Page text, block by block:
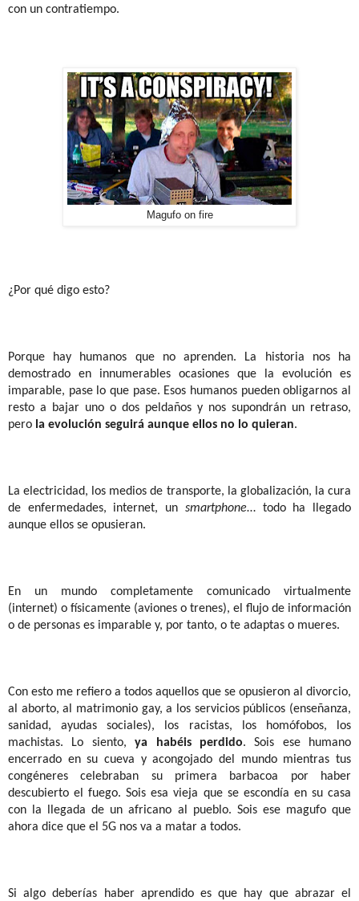
con un contratiempo.
Magufo on fire
¿Por qué digo esto?
Porque hay humanos que no aprenden. La historia nos ha
demostrado en innumerables ocasiones que la evolución es
imparable, pase lo que pase. Esos humanos pueden obligarnos al
resto a bajar uno o dos peldaños y nos supondrán un retraso,
pero la evolución seguirá aunque ellos no lo quieran.
La electricidad, los medios de transporte, la globalización, la cura
de enfermedades, internet, un smartphone… todo ha llegado
aunque ellos se opusieran.
En un mundo completamente comunicado virtualmente
(internet) o físicamente (aviones o trenes), el flujo de información
o de personas es imparable y, por tanto, o te adaptas o mueres.
Con esto me refiero a todos aquellos que se opusieron al divorcio,
al aborto, al matrimonio gay, a los servicios públicos (enseñanza,
sanidad, ayudas sociales), los racistas, los homófobos, los
machistas. Lo siento,ya habéis perdido. Sois ese humano
encerrado en su cueva y acongojado del mundo mientras tus
congéneres celebraban su primera barbacoa por haber
descubierto el fuego. Sois esa vieja que se escondía en su casa
con la llegada de un africano al pueblo. Sois ese magufo que
ahora dice que el 5G nos va a matar a todos.
Si algo deberías haber aprendido es que hay que abrazar el